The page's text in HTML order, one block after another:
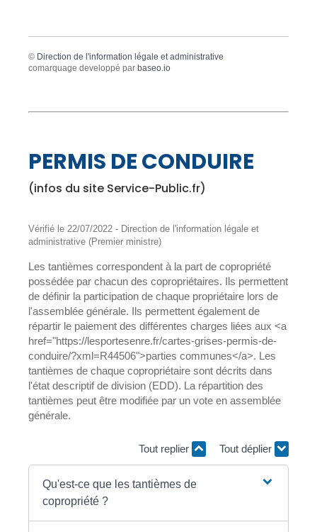
© Direction de l'information légale et administrative
comarquage developpé par baseo.io
PERMIS DE CONDUIRE
(infos du site Service-Public.fr)
Vérifié le 22/07/2022 - Direction de l'information légale et
administrative (Premier ministre)
Les tantièmes correspondent à la part de copropriété
possédée par chacun des copropriétaires. Ils permettent
de définir la participation de chaque propriétaire lors de
l'assemblée générale. Ils permettent également de
répartir le paiement des différentes charges liées aux <a
href="https://lesportesenre.fr/cartes-grises-permis-de-
conduire/?xml=R44506">parties communes</a>. Les
tantièmes de chaque copropriétaire sont décrits dans
l'état descriptif de division (EDD). La répartition des
tantièmes peut être modifiée par un vote en assemblée
générale.
Tout replier Tout déplier
Qu'est-ce que les tantièmes de
copropriété ?